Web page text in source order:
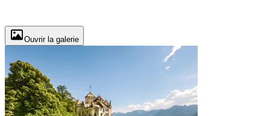
Ouvrir la galerie